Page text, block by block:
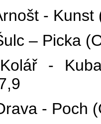
- Kunst
– Picka
-
- Poch